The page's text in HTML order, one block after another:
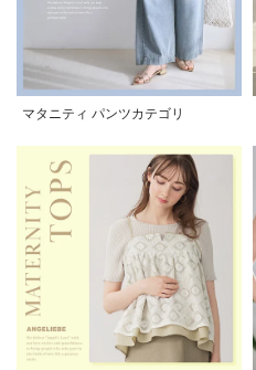
マタニティ パンツカテゴリ